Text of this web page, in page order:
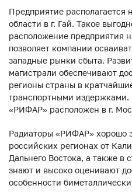
Предприятие располагается
области в г. Гай. Такое
расположение предприятия
позволяет компании
западные рынки сбыта.
магистрали обеспечивают
регионы страны в
транспортными
«РИФАР» расположен в г.
Радиаторы «РИФАР» хорошо
российских регионах от
Дальнего Востока, а также в
знают и высоко оценивают
особенности